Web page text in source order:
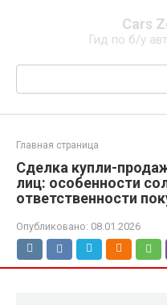
Cars
Гид по б/у
Поиск:
Главная страница
Сделка купли-
лиц: особенности
ответственности
Опубликовано: 08.01.2026